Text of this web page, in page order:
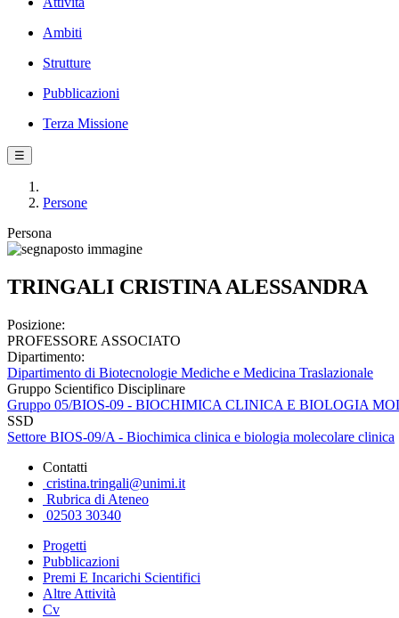
Ambiti
Strutture
Pubblicazioni
Terza Missione
☰
Persone
Persona
TRINGALI CRISTINA ALESSANDRA
Posizione:
PROFESSORE ASSOCIATO
Dipartimento:
Dipartimento di Biotecnologie Mediche e Medicina Traslazionale
Gruppo Scientifico Disciplinare
Gruppo 05/BIOS-09 - BIOCHIMICA CLINICA E BIOLOGIA
SSD
Settore BIOS-09/A - Biochimica clinica e biologia molecolare clinica
Contatti
cristina.tringali@unimi.it
Rubrica di Ateneo
02503 30340
Progetti
Pubblicazioni
Premi E Incarichi Scientifici
Altre Attività
Cv